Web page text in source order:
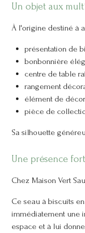
Un objet aux
À l'origine destiné à
présentation de
bonbonnière
centre de table
rangement
élément de
pièce de
Sa silhouette
Une présence
Chez Maison Vert
Ce seau à biscuits
immédiatement une
espace et à lui